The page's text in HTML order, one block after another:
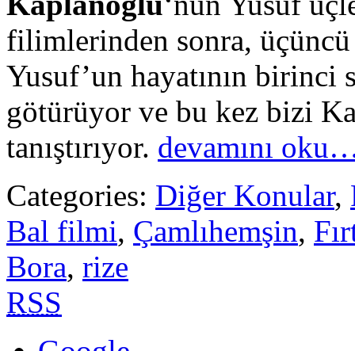
filimlerinden sonra,
Yusuf’un hayatının birinci
götürüyor ve bu kez bizi
tanıştırıyor. devamını
Categories: Diğer Konular,
Bal filmi, Çamlıhemşin,
Bora, rize
RSS